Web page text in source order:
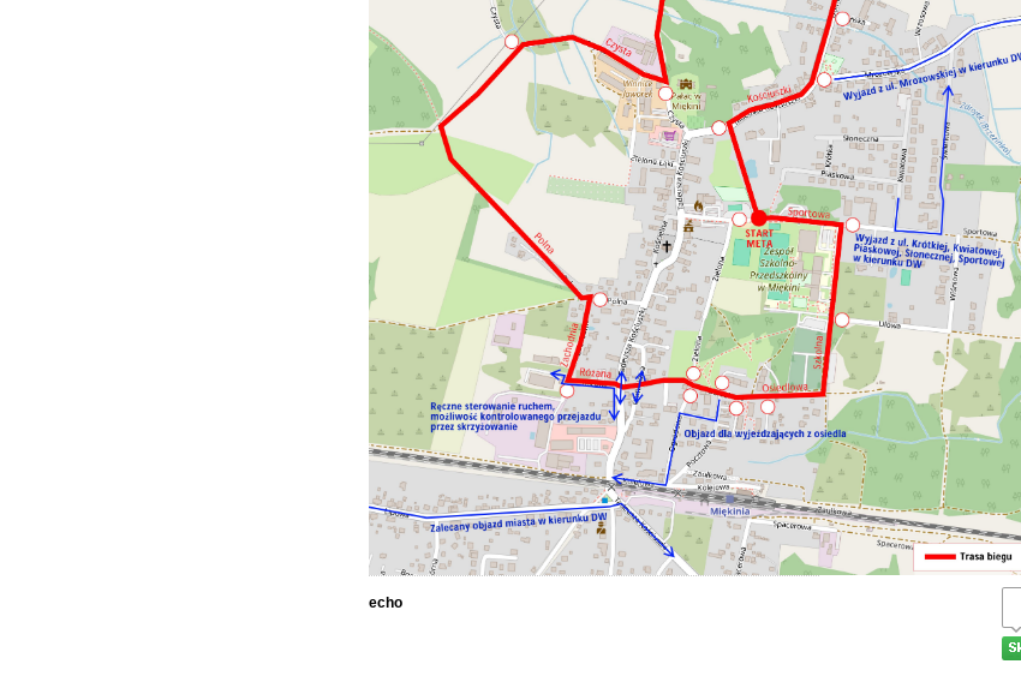
echo